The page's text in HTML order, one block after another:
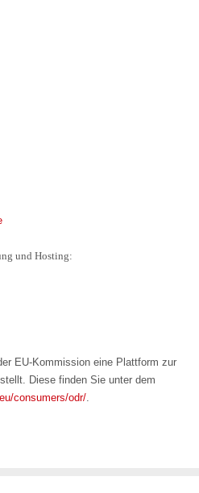
und Hosting:
EU-Kommission eine Plattform zur
Diese finden Sie unter dem
consumers/odr/